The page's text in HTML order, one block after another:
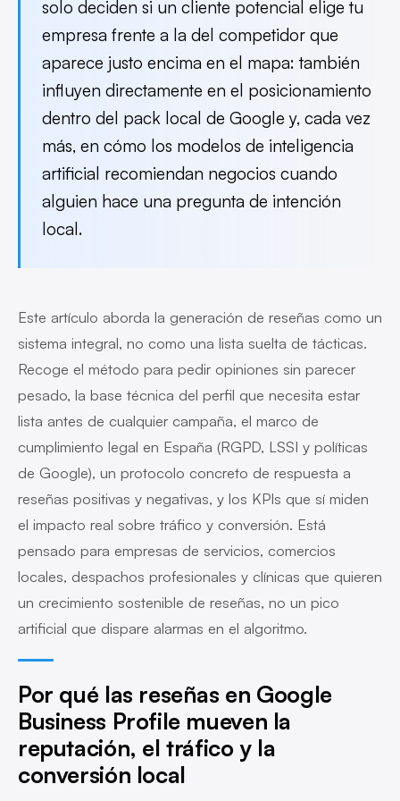
solo deciden si un cliente potencial elige tu
empresa frente a la del competidor que
aparece justo encima en el mapa: también
influyen directamente en el posicionamiento
dentro del pack local de Google y, cada vez
más, en cómo los modelos de inteligencia
artificial recomiendan negocios cuando
alguien hace una pregunta de intención
local.
Este artículo aborda la generación de reseñas como un
sistema integral, no como una lista suelta de tácticas.
Recoge el método para pedir opiniones sin parecer
pesado, la base técnica del perfil que necesita estar
lista antes de cualquier campaña, el marco de
cumplimiento legal en España (RGPD, LSSI y políticas
de Google), un protocolo concreto de respuesta a
reseñas positivas y negativas, y los KPIs que sí miden
el impacto real sobre tráfico y conversión. Está
pensado para empresas de servicios, comercios
locales, despachos profesionales y clínicas que quieren
un crecimiento sostenible de reseñas, no un pico
artificial que dispare alarmas en el algoritmo.
Por qué las reseñas en Google
Business Profile mueven la
reputación, el tráfico y la
conversión local